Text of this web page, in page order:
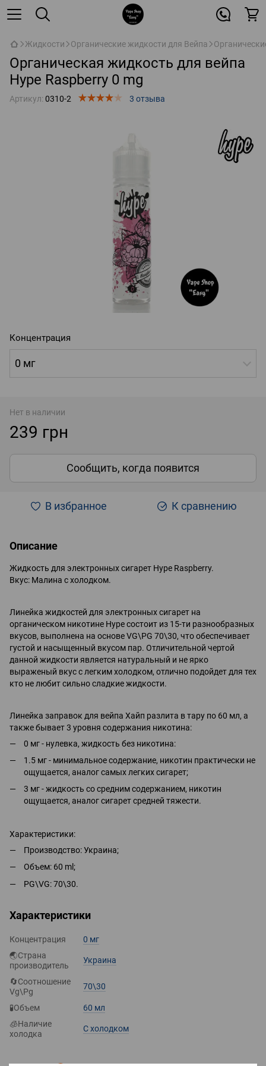
Жидкости Органические жидкости для Вейпа
Органическая жидкость для вейпа
Hype Raspberry 0 mg
Артикул: 0310-2 3 отзыва
Концентрация
0 мг
Нет в наличии
239 грн
Сообщить, когда появится
В избранное К сравнению
Описание
Жидкость для электронных сигарет Hype Raspberry.
Вкус: Малина с холодком.
Линейка жидкостей для электронных сигарет на
органическом никотине Hype состоит из 15-ти разнообразных
вкусов, выполнена на основе VG\PG 70\30, что обеспечивает
густой и насыщенный вкусом пар. Отличительной чертой
данной жидкости является натуральный и не ярко
выраженый вкус с легким холодком, отлично подойдет для тех
кто не любит сильно сладкие жидкости.
Линейка заправок для вейпа Хайп разлита в тару по 60 мл, а
также бывает 3 уровня содержания никотина:
0 мг - нулевка, жидкость без никотина:
1.5 мг - минимальное содержание, никотин практически не
ощущается, аналог самых легких сигарет;
3 мг - жидкость со средним содержанием, никотин
ощущается, аналог сигарет средней тяжести.
Характеристики:
Производство: Украина;
Объем: 60 ml;
PG\VG: 70\30.
Характеристики
Концентрация
0 мг
🌏Страна
производитель
Украина
🔄Соотношение
Vg\Pg
70\30
🧪Объем
60 мл
🧊Наличие
холодка
С холодком